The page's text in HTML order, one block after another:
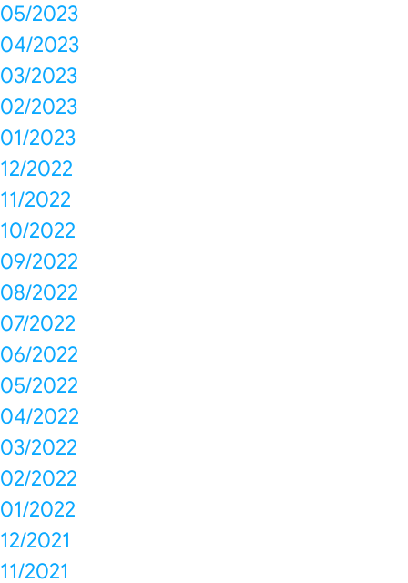
05/2023
04/2023
03/2023
02/2023
01/2023
12/2022
11/2022
10/2022
09/2022
08/2022
07/2022
06/2022
05/2022
04/2022
03/2022
02/2022
01/2022
12/2021
11/2021